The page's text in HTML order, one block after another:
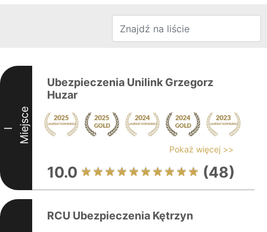
I Miejsce
Ubezpieczenia Unilink Grzegorz
Huzar
Pokaż więcej >>
10.0 (48)
RCU Ubezpieczenia Kętrzyn